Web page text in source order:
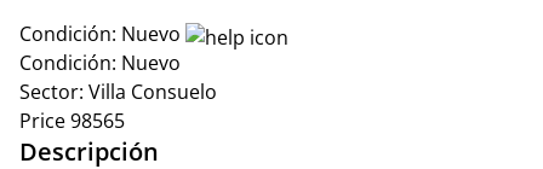
Condición: Nuevo
Condición: Nuevo
Sector: Villa Consuelo
Price98565
Descripción